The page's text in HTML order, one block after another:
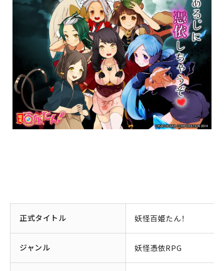
正式タイトル 妖怪百姫たん！
ジャンル 妖怪憑依RPG